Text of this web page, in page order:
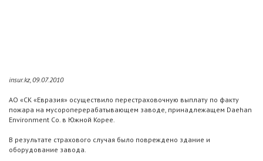
insur.kz, 09.07.2010
АО «СК «Евразия» осуществило перестраховочную выплату по факту
пожара на мусороперерабатывающем заводе, принадлежащем Daehan
Environment Co. в Южной Корее.
В результате страхового случая было повреждено здание и
оборудование завода.